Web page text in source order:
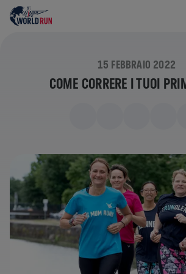
15 FEBBRAIO 2022
COME CORRERE I TUOI